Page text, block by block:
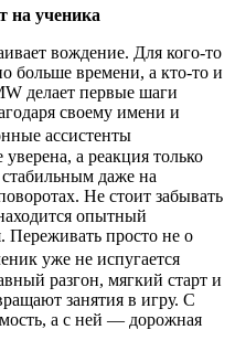
на ученика
вождение. Для кого-то
больше времени, а кто-то и
делает первые шаги
своему имени и
ассистенты
а реакция только
стабильным даже на
Не стоит забывать
опытный
Переживать просто не о
уже не испугается
разгон, мягкий старт и
занятия в игру. С
а с ней — дорожная